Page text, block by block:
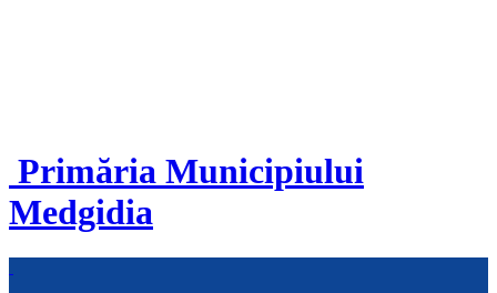
Primăria Municipiului
Medgidia